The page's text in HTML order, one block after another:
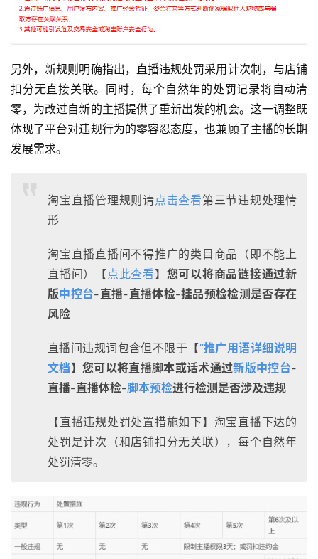
另外，新规则明确指出，直播违规处罚采用计次制，与店铺
扣分无直接关联。同时，每个自然年的处罚记录将自动清
零，为改过自新的主播提供了重新出发的机会。这一调整既
体现了平台对违规行为的零容忍态度，也兼顾了主播的长期
发展需求。
淘宝直播管理规则请点击查看第三节违规处理情
形
淘宝直播直播间不得推广的类目商品（即不能上
直播间）【点此查看】 您可以将商品链接通过新
版中控台-直播-直播体检-挂品预检检测是否存在
风险
直播间违规词包含但不限于【”推广用语详细说明
文档】您可以将直播脚本或话术通过新版中控台-
直播-直播体检-脚本预检进行检测是否涉及违规
【直播违规处罚处置措施如下】淘宝直播下达的
处罚是计次（和店铺扣分无关联），每个自然年
处罚清零。